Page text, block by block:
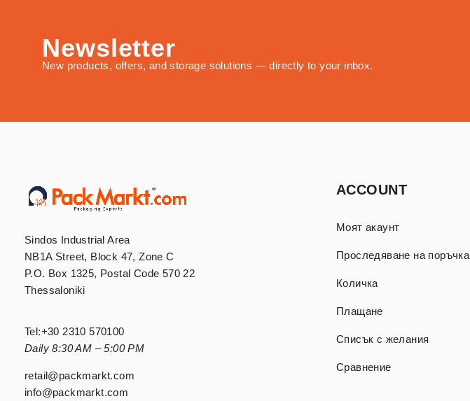
Newsletter
New products, offers, and storage solutions — directly to your inbox.
Sindos Industrial Area
NB1A Street, Block 47, Zone C
P.O. Box 1325, Postal Code 570 22
Thessaloniki
Tel:+30 2310 570100
Daily 8:30 AM – 5:00 PM
retail@packmarkt.com
info@packmarkt.com
ACCOUNT
Моят акаунт
Проследяване на поръчка
Количка
Плащане
Списък с желания
Сравнение